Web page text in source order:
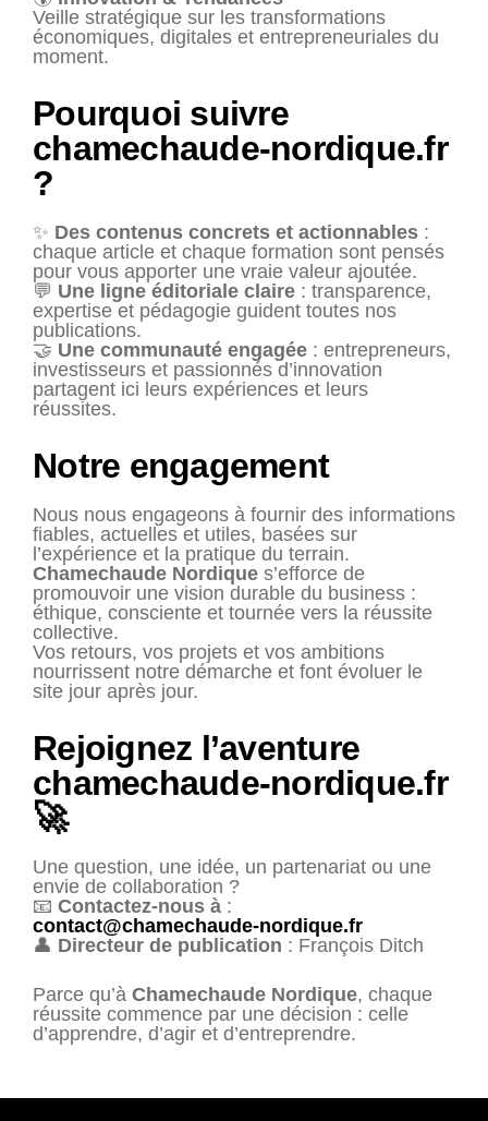
Veille stratégique sur les transformations
économiques, digitales et entrepreneuriales du
moment.
Pourquoi suivre
chamechaude-nordique.fr
?
✨ Des contenus concrets et actionnables :
chaque article et chaque formation sont pensés
pour vous apporter une vraie valeur ajoutée.
💬 Une ligne éditoriale claire : transparence,
expertise et pédagogie guident toutes nos
publications.
🤝 Une communauté engagée : entrepreneurs,
investisseurs et passionnés d’innovation
partagent ici leurs expériences et leurs
réussites.
Notre engagement
Nous nous engageons à fournir des informations
fiables, actuelles et utiles, basées sur
l’expérience et la pratique du terrain.
Chamechaude Nordique s’efforce de
promouvoir une vision durable du business :
éthique, consciente et tournée vers la réussite
collective.
Vos retours, vos projets et vos ambitions
nourrissent notre démarche et font évoluer le
site jour après jour.
Rejoignez l’aventure
chamechaude-nordique.fr
🚀
Une question, une idée, un partenariat ou une
envie de collaboration ?
📧 Contactez-nous à :
contact@chamechaude-nordique.fr
👤 Directeur de publication : François Ditch
Parce qu’à Chamechaude Nordique, chaque
réussite commence par une décision : celle
d’apprendre, d’agir et d’entreprendre.